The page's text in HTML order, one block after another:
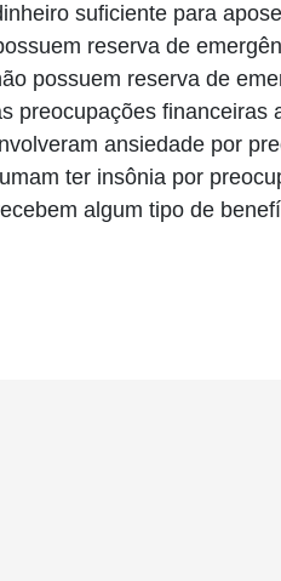
suficiente para
reserva de
possuem reserva de
preocupações financeiras
ansiedade por
ter insônia por
algum tipo de